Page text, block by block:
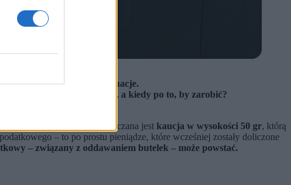
na problematyczne sytuacje.
by odzyskać kaucję, a kiedy po to, by zarobić?
(o objętości do 1 l) doliczana jest kaucja w wysokości 50 gr, którą
– to po prostu pieniądze, które wcześniej zostały doliczone
– związany z oddawaniem butelek – może powstać.